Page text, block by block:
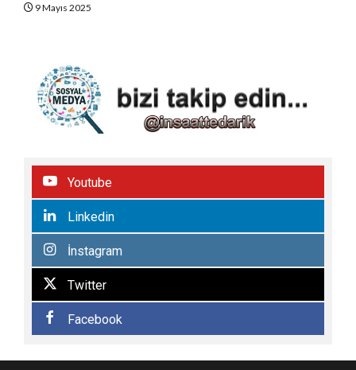
9 Mayıs 2025
Youtube
Linkedin
İnstagram
Twitter
Facebook